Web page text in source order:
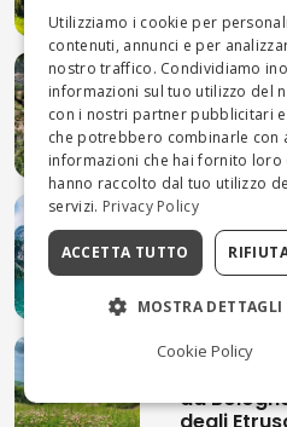
Bagno di
cuore del
Foreste
I sette
in Italia
Trekking
da
degli
Utilizziamo i cookie per
contenuti, annunci e per
nostro traffico. Condividiamo
informazioni sul tuo utilizzo del
con i nostri partner pubblicitari
che potrebbero combinarle con
informazioni che hai fornito loro
hanno raccolto dal tuo utilizzo
servizi. Privacy Policy
ACCETTA TUTTO
MOSTRA DETTAGLI
Cookie Policy